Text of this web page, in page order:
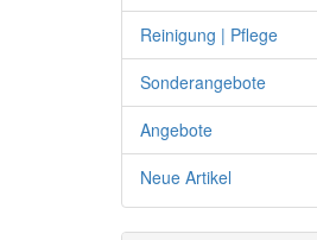
Reinigung | Pflege
Sonderangebote
Angebote
Neue Artikel